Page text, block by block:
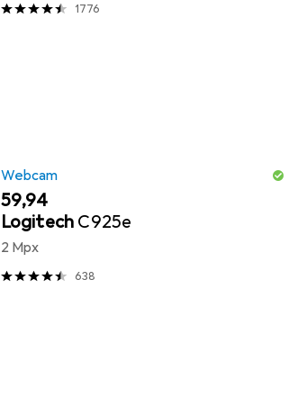
1776
Webcam
EUR
59,94
Logitech C925e
2 Mpx
638